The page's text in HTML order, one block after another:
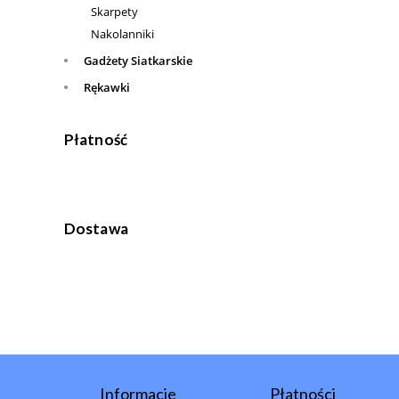
Skarpety
Nakolanniki
Gadżety Siatkarskie
Rękawki
Płatność
Dostawa
Informacje Płatności